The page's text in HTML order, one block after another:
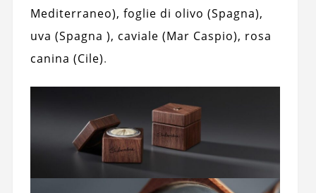
Mediterraneo), foglie di olivo (Spagna),
uva (Spagna ), caviale (Mar Caspio), rosa
canina (Cile).